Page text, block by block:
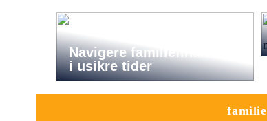
Navigere familiefinansene
i usikre tider
familie